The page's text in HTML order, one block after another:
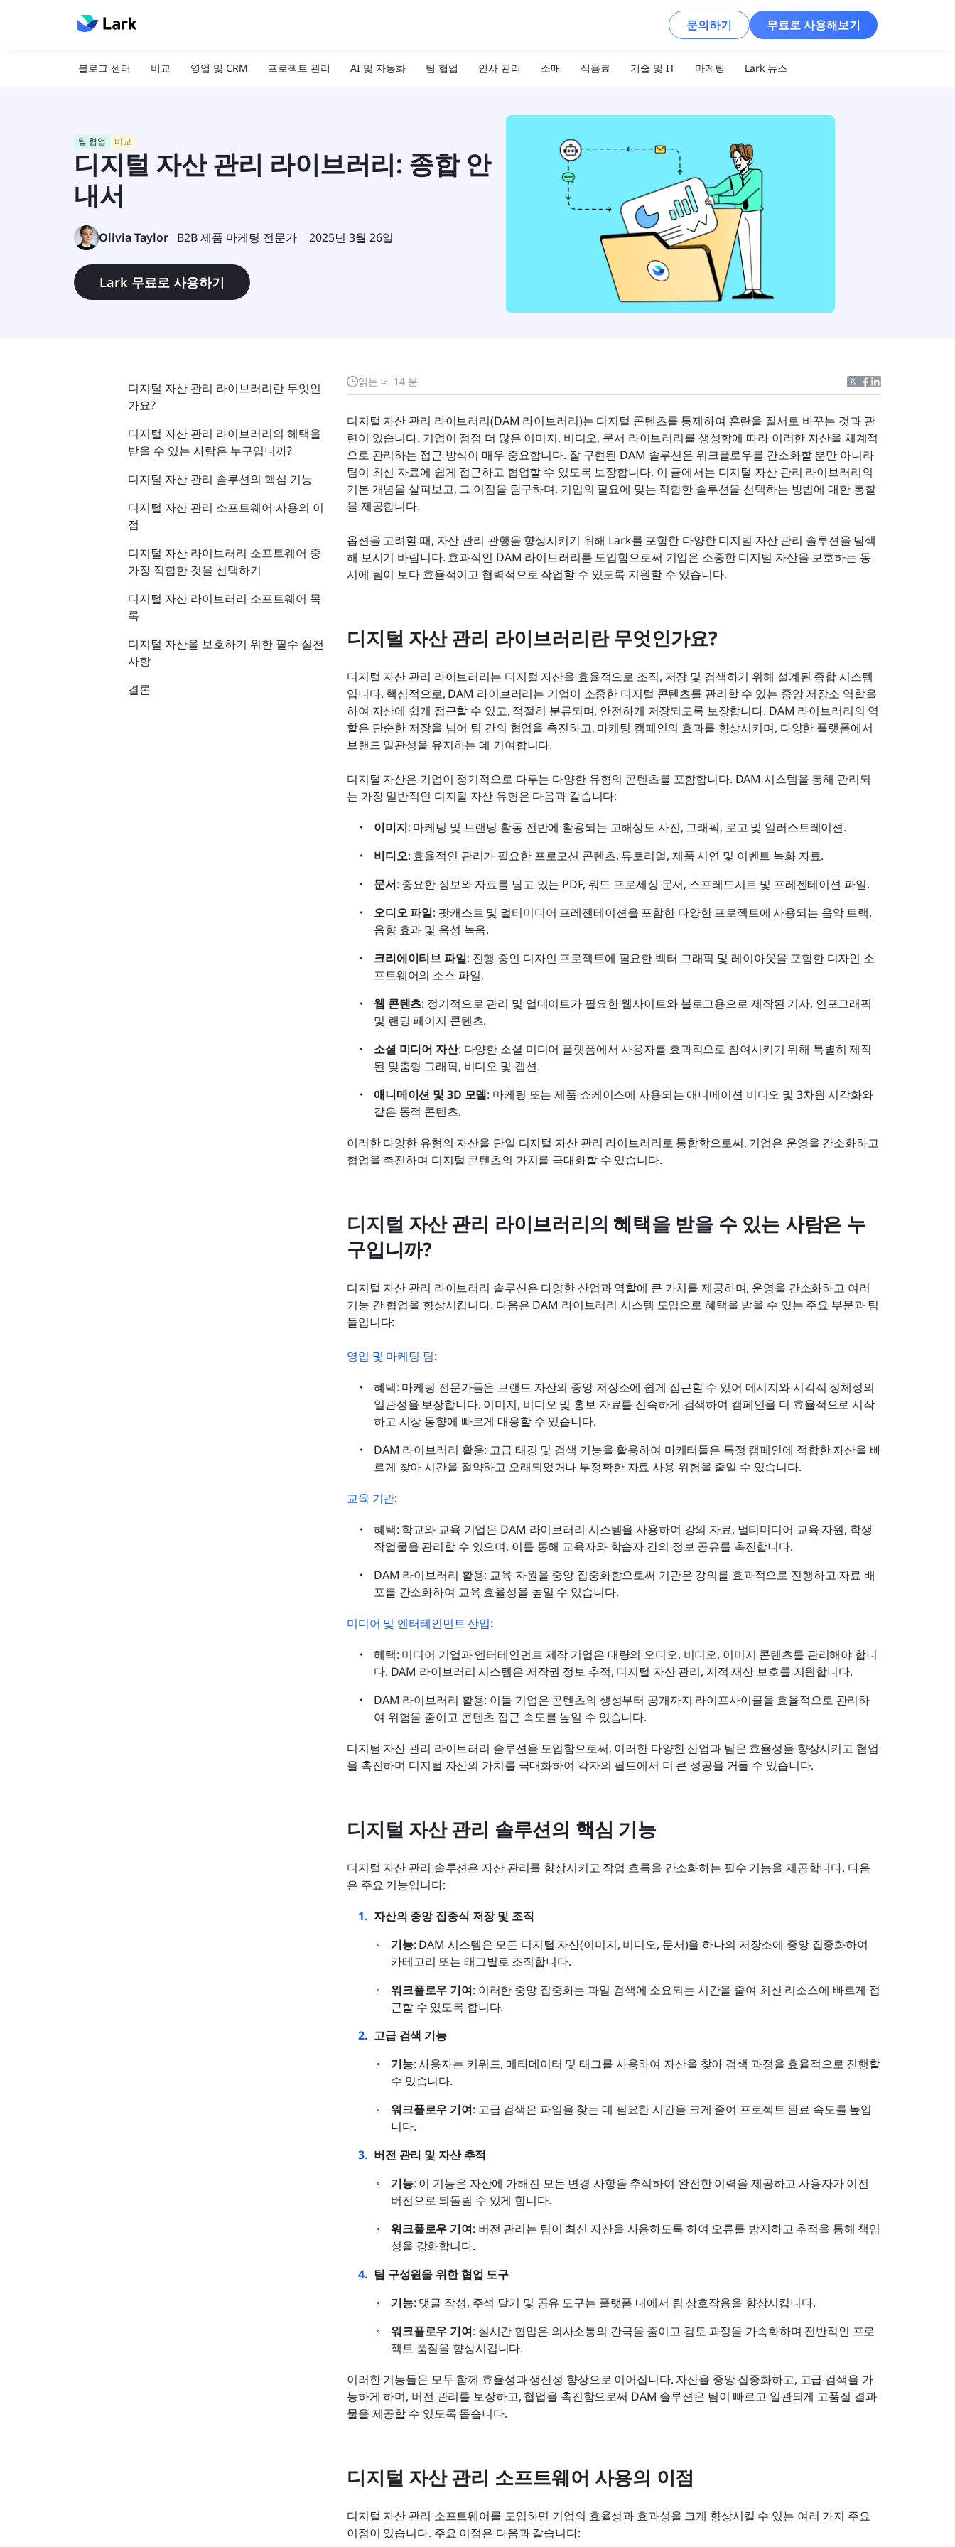
문의하기 무료로 사용해보기
블로그 센터 비교 영업 및 CRM 프로젝트 관리 AI 및 자동화 팀 협업 인사 관리 소매 식음료 기술 및 IT 마케팅 Lark 뉴스
팀 협업 비교
디지털 자산 관리 라이브러리: 종합 안
내서
Olivia Taylor B2B 제품 마케팅 전문가 2025년 3월 26일
Lark 무료로 사용하기
읽는 데 14 분
디지털 자산 관리 라이브러리(DAM 라이브러리)는 디지털 콘텐츠를 통제하여 혼란을 질서로 바꾸는 것과 관
련이 있습니다. 기업이 점점 더 많은 이미지, 비디오, 문서 라이브러리를 생성함에 따라 이러한 자산을 체계적
으로 관리하는 접근 방식이 매우 중요합니다. 잘 구현된 DAM 솔루션은 워크플로우를 간소화할 뿐만 아니라
팀이 최신 자료에 쉽게 접근하고 협업할 수 있도록 보장합니다. 이 글에서는 디지털 자산 관리 라이브러리의
기본 개념을 살펴보고, 그 이점을 탐구하며, 기업의 필요에 맞는 적합한 솔루션을 선택하는 방법에 대한 통찰
을 제공합니다.
옵션을 고려할 때, 자산 관리 관행을 향상시키기 위해 Lark를 포함한 다양한 디지털 자산 관리 솔루션을 탐색
해 보시기 바랍니다. 효과적인 DAM 라이브러리를 도입함으로써 기업은 소중한 디지털 자산을 보호하는 동
시에 팀이 보다 효율적이고 협력적으로 작업할 수 있도록 지원할 수 있습니다.
디지털 자산 관리 라이브러리란 무엇인가요?
디지털 자산 관리 라이브러리는 디지털 자산을 효율적으로 조직, 저장 및 검색하기 위해 설계된 종합 시스템
입니다. 핵심적으로, DAM 라이브러리는 기업이 소중한 디지털 콘텐츠를 관리할 수 있는 중앙 저장소 역할을
하여 자산에 쉽게 접근할 수 있고, 적절히 분류되며, 안전하게 저장되도록 보장합니다. DAM 라이브러리의 역
할은 단순한 저장을 넘어 팀 간의 협업을 촉진하고, 마케팅 캠페인의 효과를 향상시키며, 다양한 플랫폼에서
브랜드 일관성을 유지하는 데 기여합니다.
디지털 자산은 기업이 정기적으로 다루는 다양한 유형의 콘텐츠를 포함합니다. DAM 시스템을 통해 관리되
는 가장 일반적인 디지털 자산 유형은 다음과 같습니다:
이미지: 마케팅 및 브랜딩 활동 전반에 활용되는 고해상도 사진, 그래픽, 로고 및 일러스트레이션.
비디오: 효율적인 관리가 필요한 프로모션 콘텐츠, 튜토리얼, 제품 시연 및 이벤트 녹화 자료.
문서: 중요한 정보와 자료를 담고 있는 PDF, 워드 프로세싱 문서, 스프레드시트 및 프레젠테이션 파일.
오디오 파일: 팟캐스트 및 멀티미디어 프레젠테이션을 포함한 다양한 프로젝트에 사용되는 음악 트랙,
음향 효과 및 음성 녹음.
크리에이티브 파일: 진행 중인 디자인 프로젝트에 필요한 벡터 그래픽 및 레이아웃을 포함한 디자인 소
프트웨어의 소스 파일.
웹 콘텐츠: 정기적으로 관리 및 업데이트가 필요한 웹사이트와 블로그용으로 제작된 기사, 인포그래픽
및 랜딩 페이지 콘텐츠.
소셜 미디어 자산: 다양한 소셜 미디어 플랫폼에서 사용자를 효과적으로 참여시키기 위해 특별히 제작
된 맞춤형 그래픽, 비디오 및 캡션.
애니메이션 및 3D 모델: 마케팅 또는 제품 쇼케이스에 사용되는 애니메이션 비디오 및 3차원 시각화와
같은 동적 콘텐츠.
이러한 다양한 유형의 자산을 단일 디지털 자산 관리 라이브러리로 통합함으로써, 기업은 운영을 간소화하고
협업을 촉진하며 디지털 콘텐츠의 가치를 극대화할 수 있습니다.
디지털 자산 관리 라이브러리의 혜택을 받을 수 있는 사람은 누
구입니까?
디지털 자산 관리 라이브러리 솔루션은 다양한 산업과 역할에 큰 가치를 제공하며, 운영을 간소화하고 여러
기능 간 협업을 향상시킵니다. 다음은 DAM 라이브러리 시스템 도입으로 혜택을 받을 수 있는 주요 부문과 팀
들입니다:
영업 및 마케팅 팀:
혜택: 마케팅 전문가들은 브랜드 자산의 중앙 저장소에 쉽게 접근할 수 있어 메시지와 시각적 정체성의
일관성을 보장합니다. 이미지, 비디오 및 홍보 자료를 신속하게 검색하여 캠페인을 더 효율적으로 시작
하고 시장 동향에 빠르게 대응할 수 있습니다.
DAM 라이브러리 활용: 고급 태깅 및 검색 기능을 활용하여 마케터들은 특정 캠페인에 적합한 자산을 빠
르게 찾아 시간을 절약하고 오래되었거나 부정확한 자료 사용 위험을 줄일 수 있습니다.
교육 기관:
혜택: 학교와 교육 기업은 DAM 라이브러리 시스템을 사용하여 강의 자료, 멀티미디어 교육 자원, 학생
작업물을 관리할 수 있으며, 이를 통해 교육자와 학습자 간의 정보 공유를 촉진합니다.
DAM 라이브러리 활용: 교육 자원을 중앙 집중화함으로써 기관은 강의를 효과적으로 진행하고 자료 배
포를 간소화하여 교육 효율성을 높일 수 있습니다.
미디어 및 엔터테인먼트 산업:
혜택: 미디어 기업과 엔터테인먼트 제작 기업은 대량의 오디오, 비디오, 이미지 콘텐츠를 관리해야 합니
다. DAM 라이브러리 시스템은 저작권 정보 추적, 디지털 자산 관리, 지적 재산 보호를 지원합니다.
DAM 라이브러리 활용: 이들 기업은 콘텐츠의 생성부터 공개까지 라이프사이클을 효율적으로 관리하
여 위험을 줄이고 콘텐츠 접근 속도를 높일 수 있습니다.
디지털 자산 관리 라이브러리 솔루션을 도입함으로써, 이러한 다양한 산업과 팀은 효율성을 향상시키고 협업
을 촉진하며 디지털 자산의 가치를 극대화하여 각자의 필드에서 더 큰 성공을 거둘 수 있습니다.
디지털 자산 관리 솔루션의 핵심 기능
디지털 자산 관리 솔루션은 자산 관리를 향상시키고 작업 흐름을 간소화하는 필수 기능을 제공합니다. 다음
은 주요 기능입니다:
자산의 중앙 집중식 저장 및 조직
기능: DAM 시스템은 모든 디지털 자산(이미지, 비디오, 문서)을 하나의 저장소에 중앙 집중화하여
카테고리 또는 태그별로 조직합니다.
워크플로우 기여: 이러한 중앙 집중화는 파일 검색에 소요되는 시간을 줄여 최신 리소스에 빠르게 접
근할 수 있도록 합니다.
고급 검색 기능
기능: 사용자는 키워드, 메타데이터 및 태그를 사용하여 자산을 찾아 검색 과정을 효율적으로 진행할
수 있습니다.
워크플로우 기여: 고급 검색은 파일을 찾는 데 필요한 시간을 크게 줄여 프로젝트 완료 속도를 높입
니다.
버전 관리 및 자산 추적
기능: 이 기능은 자산에 가해진 모든 변경 사항을 추적하여 완전한 이력을 제공하고 사용자가 이전
버전으로 되돌릴 수 있게 합니다.
워크플로우 기여: 버전 관리는 팀이 최신 자산을 사용하도록 하여 오류를 방지하고 추적을 통해 책임
성을 강화합니다.
팀 구성원을 위한 협업 도구
기능: 댓글 작성, 주석 달기 및 공유 도구는 플랫폼 내에서 팀 상호작용을 향상시킵니다.
워크플로우 기여: 실시간 협업은 의사소통의 간극을 줄이고 검토 과정을 가속화하며 전반적인 프로
젝트 품질을 향상시킵니다.
이러한 기능들은 모두 함께 효율성과 생산성 향상으로 이어집니다. 자산을 중앙 집중화하고, 고급 검색을 가
능하게 하며, 버전 관리를 보장하고, 협업을 촉진함으로써 DAM 솔루션은 팀이 빠르고 일관되게 고품질 결과
물을 제공할 수 있도록 돕습니다.
디지털 자산 관리 소프트웨어 사용의 이점
디지털 자산 관리 소프트웨어를 도입하면 기업의 효율성과 효과성을 크게 향상시킬 수 있는 여러 가지 주요
이점이 있습니다. 주요 이점은 다음과 같습니다:
디지털 자산 관리 라이브러리란 무엇인
가요?
디지털 자산 관리 라이브러리의 혜택을
받을 수 있는 사람은 누구입니까?
디지털 자산 관리 솔루션의 핵심 기능
디지털 자산 관리 소프트웨어 사용의 이
점
디지털 자산 라이브러리 소프트웨어 중
가장 적합한 것을 선택하기
디지털 자산 라이브러리 소프트웨어 목
록
디지털 자산을 보호하기 위한 필수 실천
사항
결론